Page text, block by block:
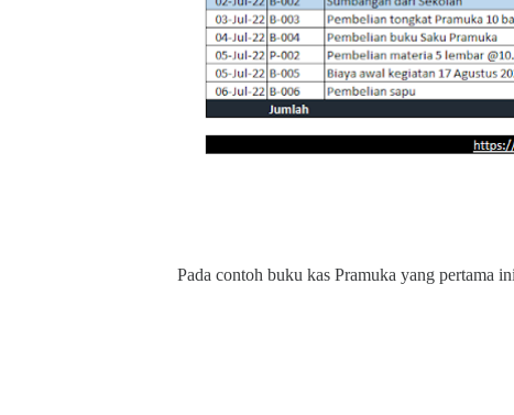
Pada contoh buku kas Pramuka yang pertama